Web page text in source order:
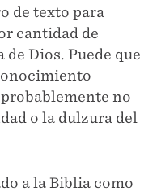
de texto para
cantidad de
Dios. Puede que
no
o la dulzura del
a la Biblia como